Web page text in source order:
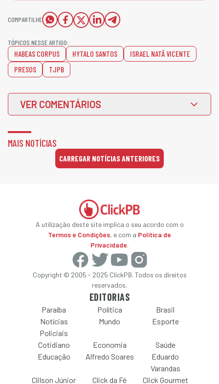
COMPARTILHE
TÓPICOS NESSE ARTIGO:
HABEAS CORPUS HYTALO SANTOS
ISRAEL NATÃ VICENTE
PRESOS
TJPB
VER COMENTÁRIOS
MAIS NOTÍCIAS
CARREGAR NOTÍCIAS ANTERIORES
A utilização deste site implica o seu acordo com o
Termos e Condições, e com a Política de
Privacidade.
Copyright © 2005 - 2025 ClickPB. Todos os direitos
reservados.
EDITORIAS
Paraíba Política
Brasil
Notícias
Policiais
Mundo Esporte
Cotidiano Economia
Saúde
Educação
Alfredo Soares
Eduardo
Varandas
Clilson Júnior
Click da Fé Click Gourmet